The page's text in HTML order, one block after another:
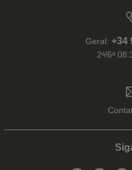
Geral: +34
2ᵃ/6ᵃ